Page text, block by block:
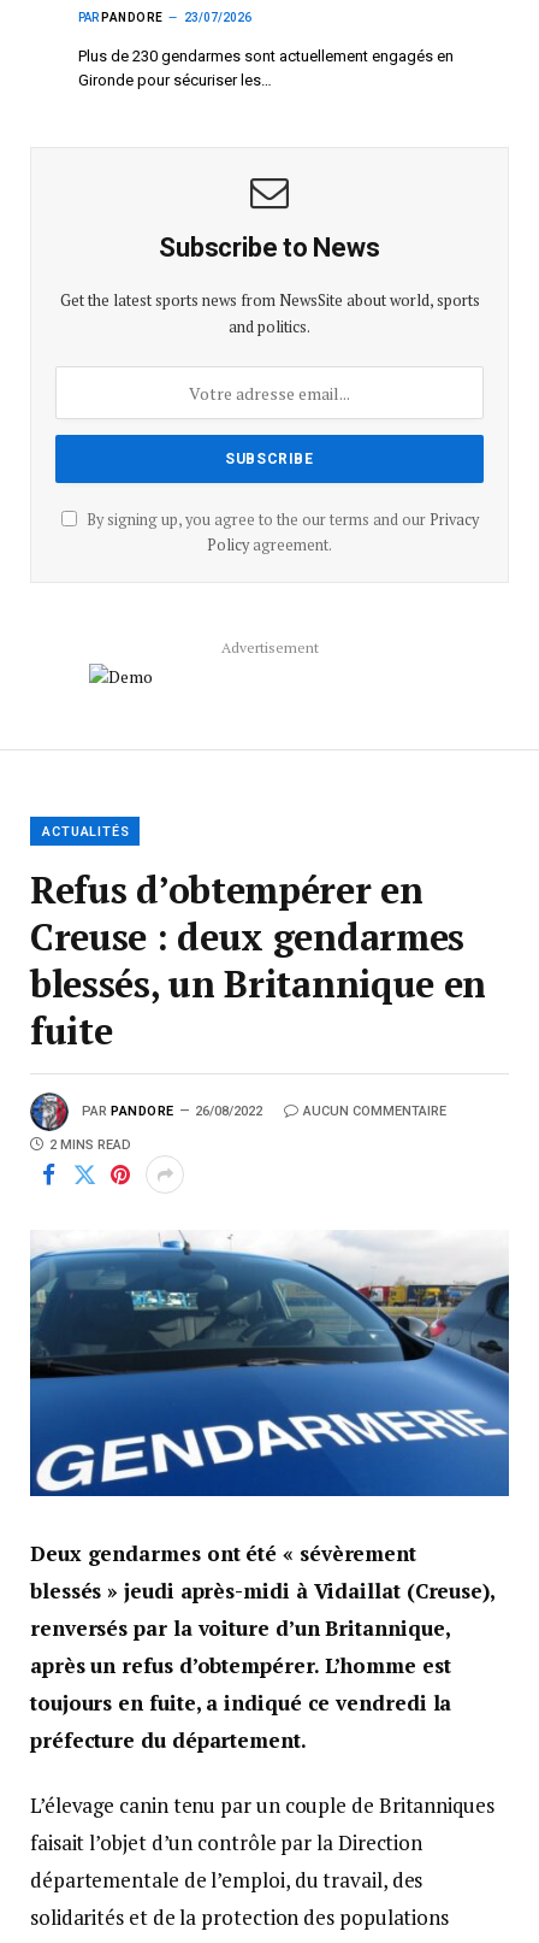
PAR PANDORE 23/07/2026
Plus de 230 gendarmes sont actuellement engagés en
Gironde pour sécuriser les…
Subscribe to News
Get the latest sports news from NewsSite about world, sports
and politics.
By signing up, you agree to the our terms and our Privacy
Policyagreement.
Advertisement
ACTUALITÉS
Refus d’obtempérer en
Creuse : deux gendarmes
blessés, un Britannique en
fuite
PAR PANDORE 26/08/2022 AUCUN COMMENTAIRE
2 MINS READ
Deux gendarmes ont été « sévèrement
blessés » jeudi après-midi à Vidaillat (Creuse),
renversés par la voiture d’un Britannique,
après un refus d’obtempérer. L’homme est
toujours en fuite, a indiqué ce vendredi la
préfecture du département.
L’élevage canin tenu par un couple de Britanniques
faisait l’objet d’un contrôle par la Direction
départementale de l’emploi, du travail, des
solidarités et de la protection des populations